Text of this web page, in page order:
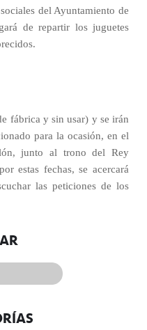
del Ayuntamiento de
de repartir los juguetes
fábrica y sin usar) y se irán
para la ocasión, en el
junto al trono del Rey
estas fechas, se acercará
las peticiones de los